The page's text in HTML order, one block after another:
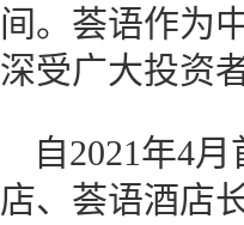
间。荟语作为
深受广大投资
自2021年4
店、荟语酒店